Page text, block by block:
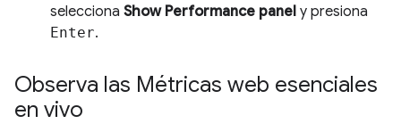
selecciona Show Performance panel y presiona
Enter.
Observa las Métricas web esenciales
en vivo